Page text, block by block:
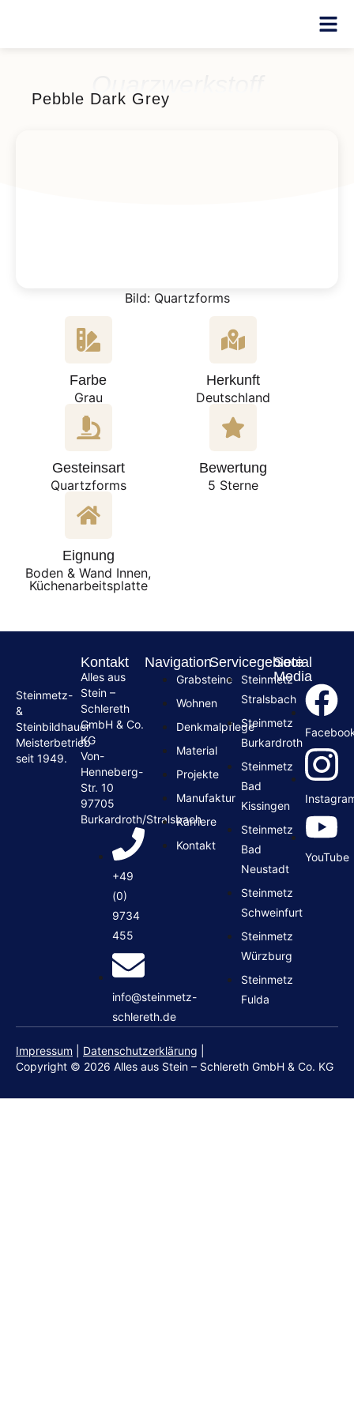
Pebble Dark Grey
Bild: Quartzforms
Farbe
Grau
Herkunft
Deutschland
Gesteinsart
Quartzforms
Bewertung
5 Sterne
Eignung
Boden & Wand Innen,
Küchenarbeitsplatte
Steinmetz-
&
Steinbildhauer
Meisterbetrieb
seit 1949.
Kontakt
Alles aus
Stein –
Schlereth
GmbH & Co.
KG
Von-
Henneberg-
Str. 10
97705
Burkardroth/Stralsbach
+49
(0)
9734
455
info@steinmetz-
schlereth.de
Navigation
Grabsteine
Wohnen
Denkmalpflege
Material
Projekte
Manufaktur
Karriere
Kontakt
Servicegebiete
Steinmetz
Stralsbach
Steinmetz
Burkardroth
Steinmetz
Bad
Kissingen
Steinmetz
Bad
Neustadt
Steinmetz
Schweinfurt
Steinmetz
Würzburg
Steinmetz
Fulda
Social
Media
YouTube
Copyright © 2026 Alles aus Stein – Schlereth GmbH & Co. KG
Impressum Datenschutzerklärung